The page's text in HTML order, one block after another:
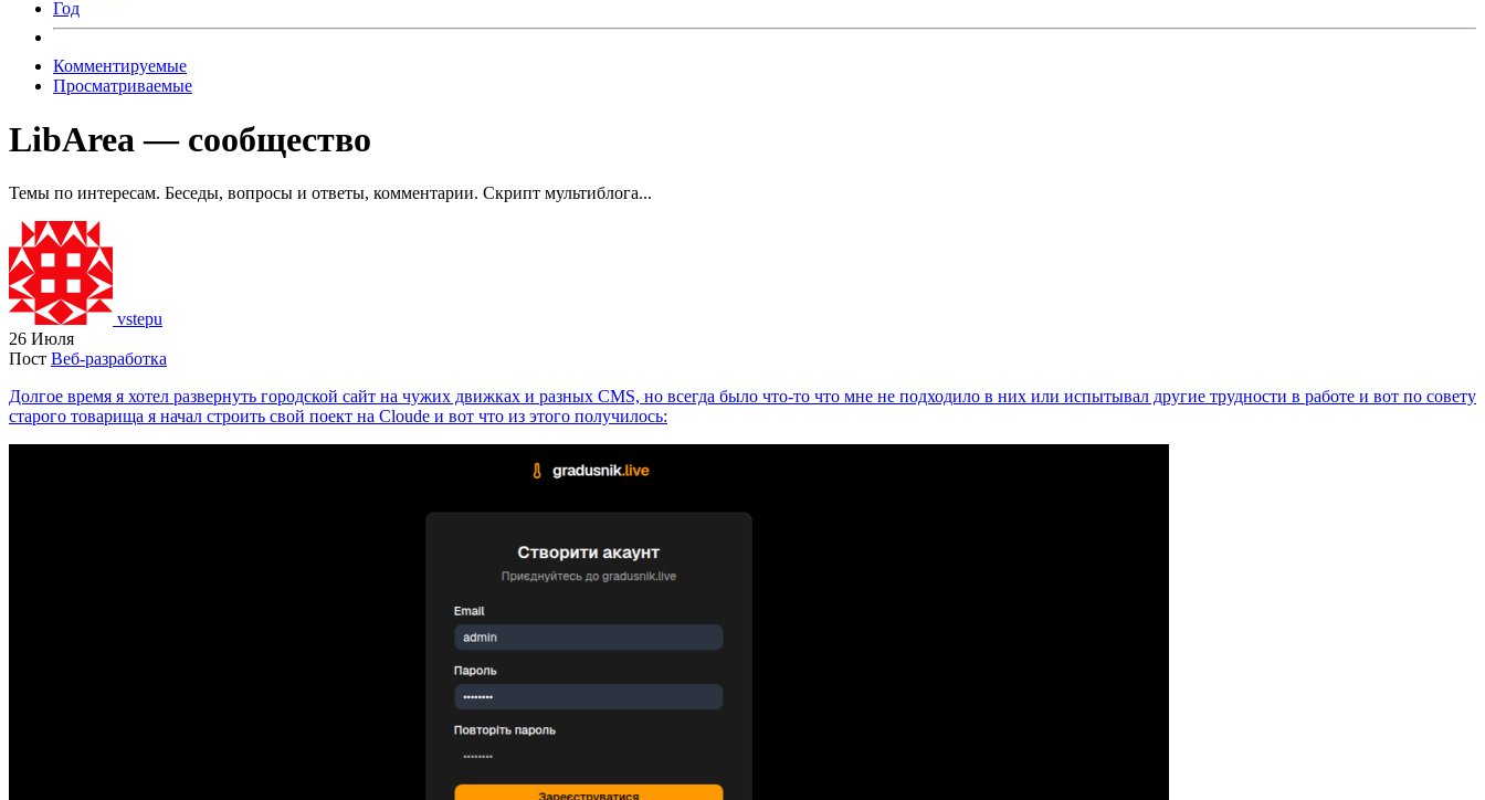
Год
Комментируемые
Просматриваемые
LibArea — сообщество
Темы по интересам. Беседы, вопросы и ответы, комментарии. Скрипт мультиблога...
vstepu
26 Июля
Пост Веб-разработка
Долгое время я хотел развернуть городской сайт на чужих движках и разных СМS, но всегда было что-то что мне не подходило в них или испытывал другие трудности в работе и вот по совету
старого товарища я начал строить свой поект на Cloude и вот что из этого получилось: